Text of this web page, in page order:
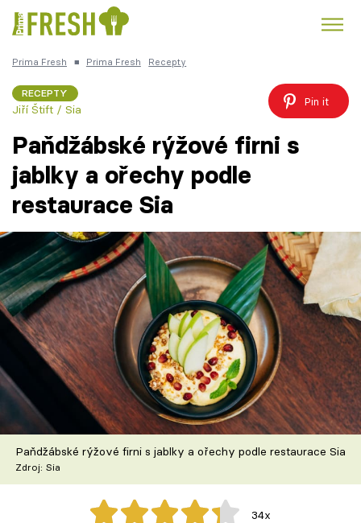
Česká kuchyně
Témata
Recepty
Články
TV Program
Škola vaření
Recepty z TV
Speciál: Cuketa
Těhotnej kuchař
Prima Fresh ■ Prima Fresh Recepty
RECEPTY
Jiří Štift / Sia
Pin it
Paňdžábské rýžové firni s
jablky a ořechy podle
restaurace Sia
Paňdžábské rýžové firni s jablky a ořechy podle restaurace Sia
Zdroj: Sia
34x